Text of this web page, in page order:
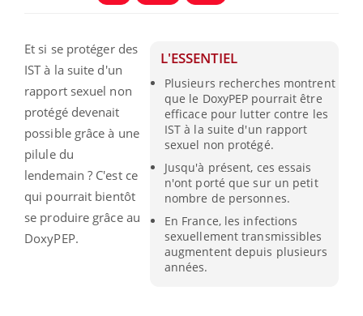
L'ESSENTIEL
Plusieurs recherches montrent
que le DoxyPEP pourrait être
efficace pour lutter contre les
IST à la suite d'un rapport
sexuel non protégé.
Jusqu'à présent, ces essais
n'ont porté que sur un petit
nombre de personnes.
En France, les infections
sexuellement transmissibles
augmentent depuis plusieurs
années.
Et si se protéger des
IST à la suite d'un
rapport sexuel non
protégé devenait
possible grâce à une
pilule du
lendemain ? C'est ce
qui pourrait bientôt
se produire grâce au
DoxyPEP.